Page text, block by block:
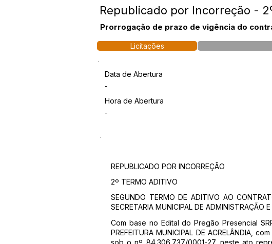
Republicado por Incorreção -
Prorrogação de prazo de vigência do
Licitações
Data de Abertura
-
Hora de Abertura
-
REPUBLICADO POR INCORREÇÃO
2º TERMO ADITIVO
SEGUNDO TERMO DE ADITIVO AO
SECRETARIA MUNICIPAL DE ADMINISTRAÇÃO
Com base no Edital do Pregão Presencial
PREFEITURA MUNICIPAL DE ACRELÂNDIA,
sob o nº 84.306.737/0001-27, neste ato